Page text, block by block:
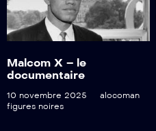
Malcom X – le
documentaire
10 novembre 2025
alocoman
figures noires